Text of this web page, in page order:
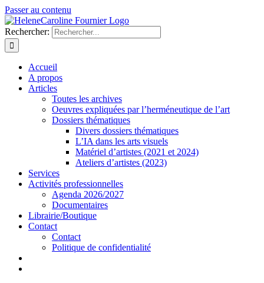
Passer au contenu
Rechercher:
Accueil
A propos
Articles
Toutes les archives
Oeuvres expliquées par l’herméneutique de l’art
Dossiers thématiques
Divers dossiers thématiques
L’IA dans les arts visuels
Matériel d’artistes (2021 et 2024)
Ateliers d’artistes (2023)
Services
Activités professionnelles
Agenda 2026/2027
Documentaires
Librairie/Boutique
Contact
Contact
Politique de confidentialité